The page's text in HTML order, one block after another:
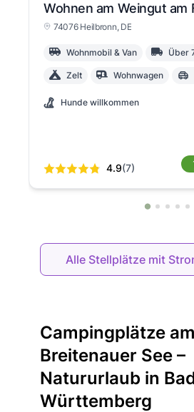
74076 Heilbronn, DE
Wohnmobil & Van Über
Zelt Wohnwagen
Hunde willkommen
4.9(7)
Alle Stellplätze mit
Campingplätze am
Breitenauer See –
Natururlaub in
Württemberg